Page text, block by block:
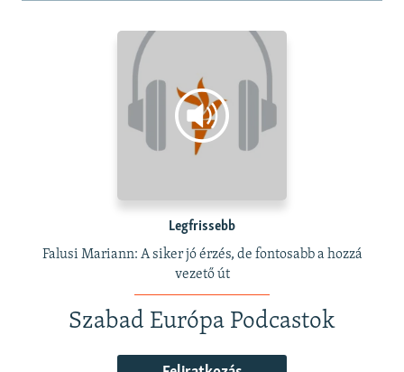
Legfrissebb
Falusi Mariann: A siker jó érzés, de fontosabb a hozzá
vezető út
Szabad Európa Podcastok